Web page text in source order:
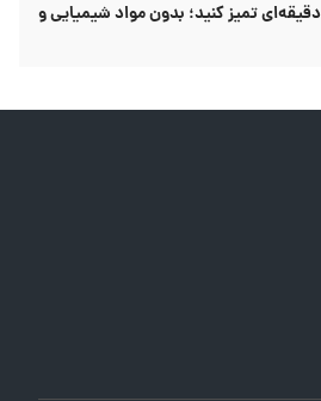
مایکروویو را با این ترفند ۵ دقیقه‌ای تمیز کنید؛ بدون مواد شیمیایی و